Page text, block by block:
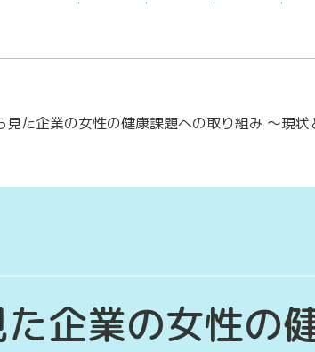
見た企業の女性の健康課題への取り組み ～現
企業の女性の